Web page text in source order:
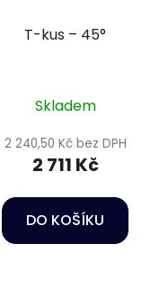
T-kus – 45°
Skladem
2 240,50 Kč bez DPH
2 711 Kč
DO KOŠÍKU